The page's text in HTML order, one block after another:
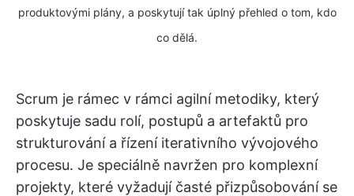
produktovými plány, a poskytují tak úplný přehled o tom, kdo
co dělá.
Scrum je rámec v rámci agilní metodiky, který
poskytuje sadu rolí, postupů a artefaktů pro
strukturování a řízení iterativního vývojového
procesu. Je speciálně navržen pro komplexní
projekty, které vyžadují časté přizpůsobování se